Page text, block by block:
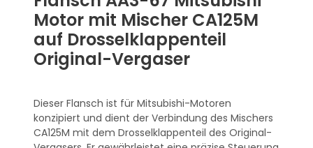
Motor mit Mischer CA125M
auf Drosselklappenteil
Original-Vergaser
Dieser Flansch ist für Mitsubishi-Motoren
konzipiert und dient der Verbindung des Mischers
CA125M mit dem Drosselklappenteil des Original-